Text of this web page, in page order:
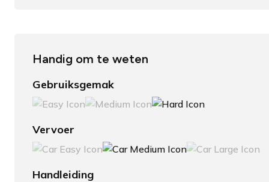
Handig om te weten
Gebruiksgemak
Vervoer
Handleiding